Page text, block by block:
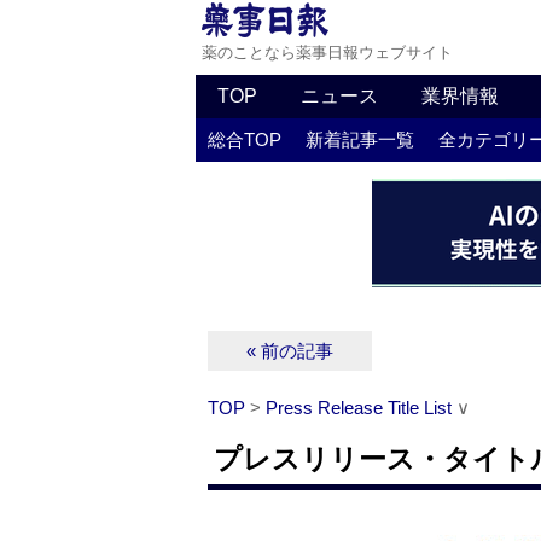
薬のことなら薬事日報ウェブサイト
TOP ニュース 業界情報
総合TOP 新着記事一覧 全カテゴリ
« 前の記事
TOP > Press Release Title List ∨
プレスリリース・タイ